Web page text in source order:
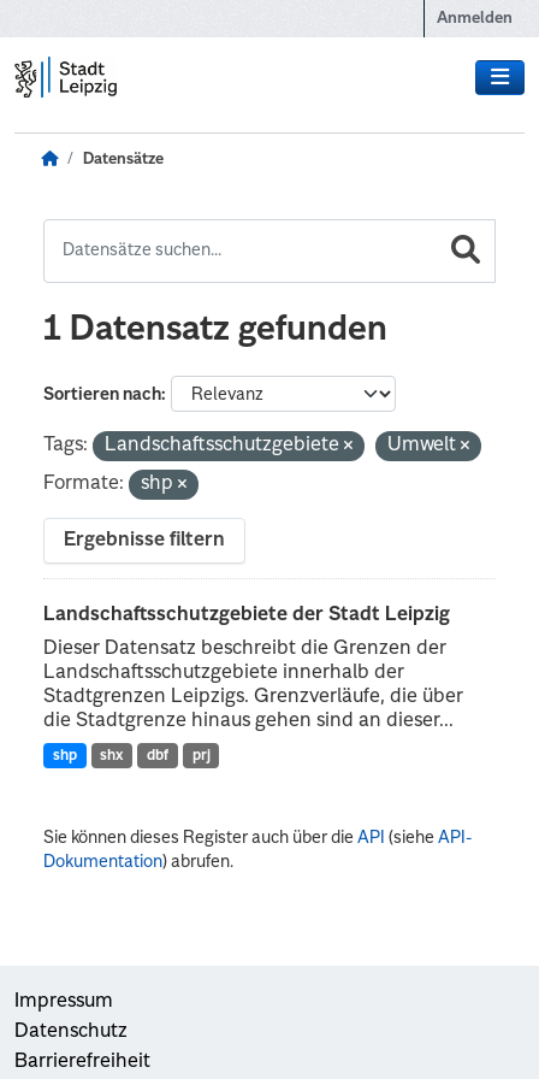
Anmelden
Datensätze
1 Datensatz gefunden
Sortieren nach
Tags: Landschaftsschutzgebiete
Umwelt
Formate:
shp
Ergebnisse filtern
Landschaftsschutzgebiete der Stadt Leipzig
Dieser Datensatz beschreibt die Grenzen der
Landschaftsschutzgebiete innerhalb der
Stadtgrenzen Leipzigs. Grenzverläufe, die über
die Stadtgrenze hinaus gehen sind an dieser...
shp shx dbf prj
Sie können dieses Register auch über dieAPI (sieheAPI-
Dokumentation) abrufen.
Impressum
Datenschutz
Barrierefreiheit